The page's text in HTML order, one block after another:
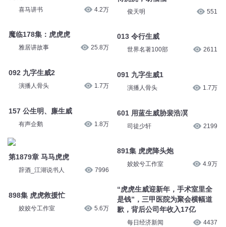
喜马讲书 4.2万
魔临178集：虎虎虎
雅居讲故事 25.8万
092 九字生威2
演播人骨头 1.7万
157 公生明、廉生威
有声企鹅 1.8万
第1879章 马马虎虎
辞酒_江湖说书人 7996
898集 虎虎救援忙
姣姣兮工作室 5.6万
俊天明 551
013 令行生威
世界名著100部 2611
091 九字生威1
演播人骨头 1.7万
601 用蓝生威胁裴浩凕
司徒少轩 2199
891集 虎虎降头炮
姣姣兮工作室 4.9万
“虎虎生威迎新年，手术室里全
是钱”，三甲医院为聚会横幅道
歉，背后公司年收入17亿
每日经济新闻 4437